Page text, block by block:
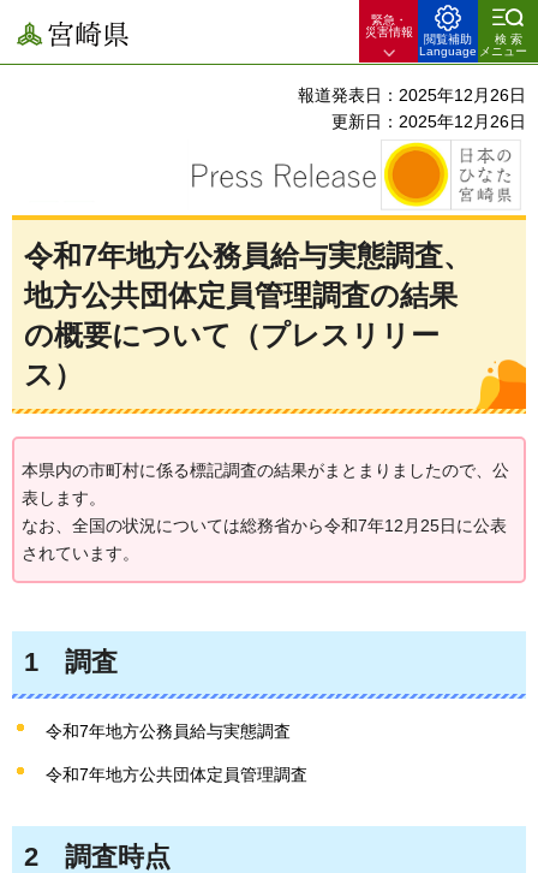
宮崎県
緊急・
災害情報
閲覧補助
Language
検索
メニュー
報道発表日：2025年12月26日
更新日：2025年12月26日
令和7年地方公務員給与実態調査、
地方公共団体定員管理調査の結果
の概要について（プレスリリー
ス）
本県内の市町村に係る標記調査の結果がまとまりましたので、公
表します。
なお、全国の状況については総務省から令和7年12月25日に公表
されています。
1 調査
令和7年地方公務員給与実態調査
令和7年地方公共団体定員管理調査
2 調査時点